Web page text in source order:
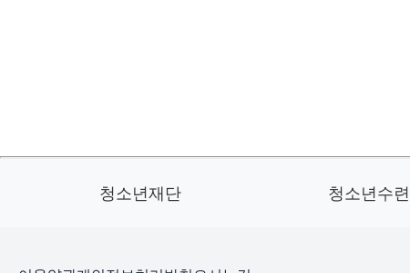
청소년재단 청소년수